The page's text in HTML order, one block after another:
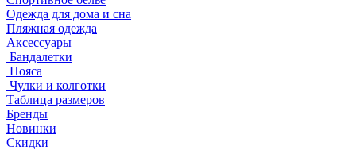
Одежда для дома и сна
Пляжная одежда
Аксессуары
Бандалетки
Пояса
Чулки и колготки
Таблица размеров
Бренды
Новинки
Скидки